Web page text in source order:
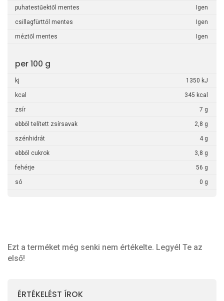
puhatestűektől mentes Igen
csillagfürttől mentes Igen
méztől mentes Igen
per 100 g
kj 1350 kJ
kcal 345 kcal
zsír 7 g
ebből telített zsírsavak 2,8 g
szénhidrát 4 g
ebből cukrok 3,8 g
fehérje 56 g
só 0 g
Ezt a terméket még senki nem értékelte. Legyél Te az
első!
ÉRTÉKELÉST ÍROK